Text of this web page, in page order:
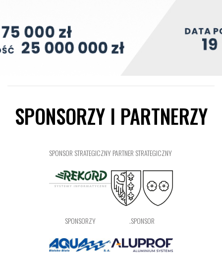
SPONSORZY I PARTNERZY
SPONSOR STRATEGICZNYPARTNER STRATEGICZNY
SPONSORZY .SPONSOR